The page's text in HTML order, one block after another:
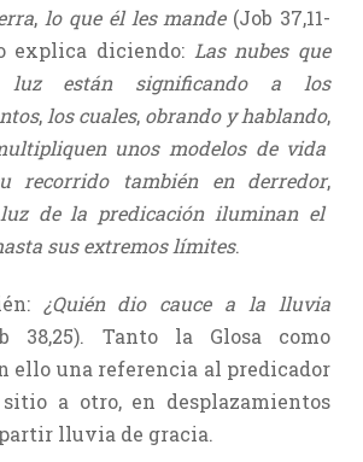
, lo que él les mande (Job 37,11-
explica diciendo: Las nubes que
luz están significando a los
,los cuales, obrando y hablando,
unos modelos de vida
recorrido también en derredor,
de la predicación iluminan el
sus extremos límites.
¿Quién dio cauce a la lluvia
38,25). Tanto la Glosa como
ello una referencia al predicador
a otro, en desplazamientos
lluvia de gracia.